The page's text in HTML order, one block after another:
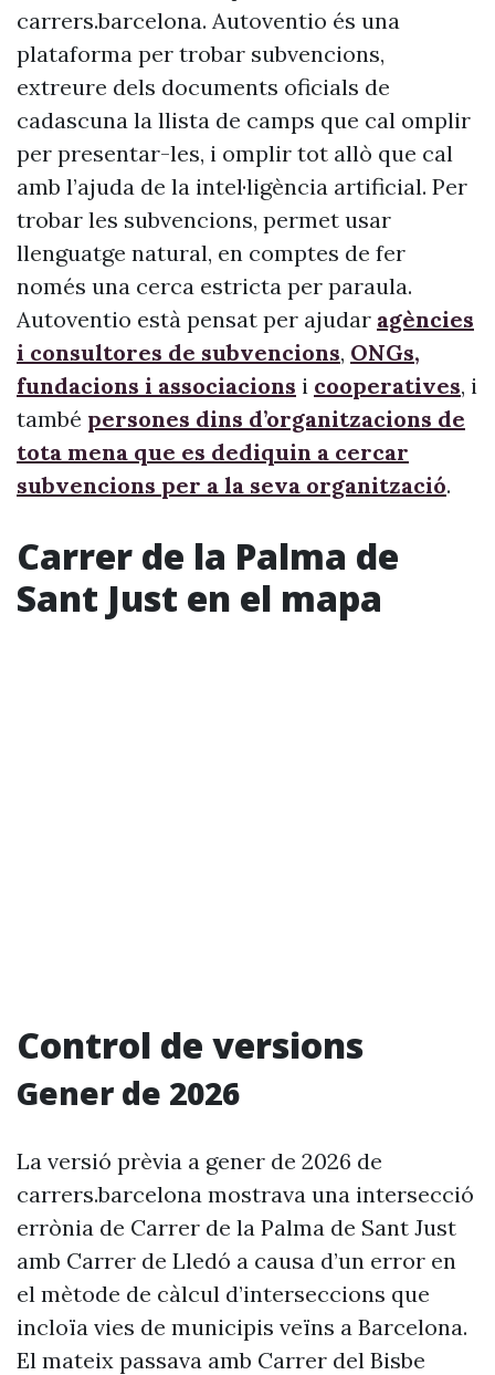
carrers.barcelona. Autoventio és una
plataforma per trobar subvencions,
extreure dels documents oficials de
cadascuna la llista de camps que cal omplir
per presentar-les, i omplir tot allò que cal
amb l’ajuda de la intel·ligència artificial. Per
trobar les subvencions, permet usar
llenguatge natural, en comptes de fer
només una cerca estricta per paraula.
Autoventio està pensat per ajudar agències
i consultores de subvencions, ONGs,
fundacions i associacions i cooperatives, i
també persones dins d’organitzacions de
tota mena que es dediquin a cercar
subvencions per a la seva organització.
Carrer de la Palma de
Sant Just en el mapa
Control de versions
Gener de 2026
La versió prèvia a gener de 2026 de
carrers.barcelona mostrava una intersecció
errònia de Carrer de la Palma de Sant Just
amb Carrer de Lledó a causa d’un error en
el mètode de càlcul d’interseccions que
incloïa vies de municipis veïns a Barcelona.
El mateix passava amb Carrer del Bisbe